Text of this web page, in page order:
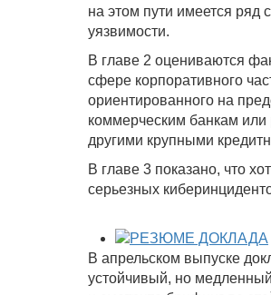
на этом пути имеется ряд
уязвимости.
В главе 2 оцениваются
сфере корпоративного
ориентированного на
коммерческим банкам или
другими крупными
В главе 3 показано, что
серьезных
РЕЗЮМЕ ДОКЛАДА
В апрельском выпуске
устойчивый, но